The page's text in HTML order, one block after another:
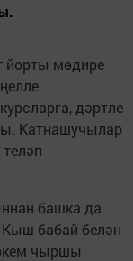
йорты мөдире
дәртле
Катнашучылар
башка да
бабай белән
чыршы